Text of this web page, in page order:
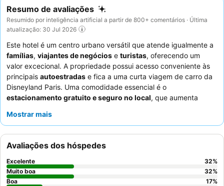
Resumo de avaliações
Resumido por inteligência artificial a partir de 800+ comentários · Última
atualização: 30 Jul 2026
Este hotel é um centro urbano versátil que atende igualmente a
famílias, viajantes de negócios e turistas, oferecendo um
valor excecional. A propriedade possui acesso conveniente às
principais autoestradas e fica a uma curta viagem de carro da
Disneyland Paris. Uma comodidade essencial é o
estacionamento gratuito e seguro no local, que aumenta
de carro. Os hóspedes elogiam consistentemente os
pequeno-almoço
diversificado e de alta qualidade. Para uma
estadia mais tranquila, os hóspedes devem considerar solicitar
um quarto virado para longe da autoestrada, pois o isolamento
acústico é altamente eficaz.
Mostrar mais
Avaliações dos hóspedes
Excelente 32%
Muito boa
32%
Boa
17%